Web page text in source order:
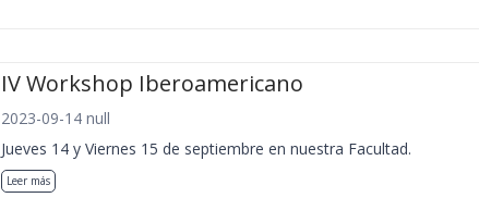
IV Workshop Iberoamericano
2023-09-14 null
Jueves 14 y Viernes 15 de septiembre en nuestra Facultad.
Leer más